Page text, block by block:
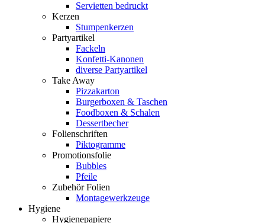
Servietten bedruckt
Kerzen
Stumpenkerzen
Partyartikel
Fackeln
Konfetti-Kanonen
diverse Partyartikel
Take Away
Pizzakarton
Burgerboxen & Taschen
Foodboxen & Schalen
Dessertbecher
Folienschriften
Piktogramme
Promotionsfolie
Bubbles
Pfeile
Zubehör Folien
Montagewerkzeuge
Hygiene
Hygienepapiere